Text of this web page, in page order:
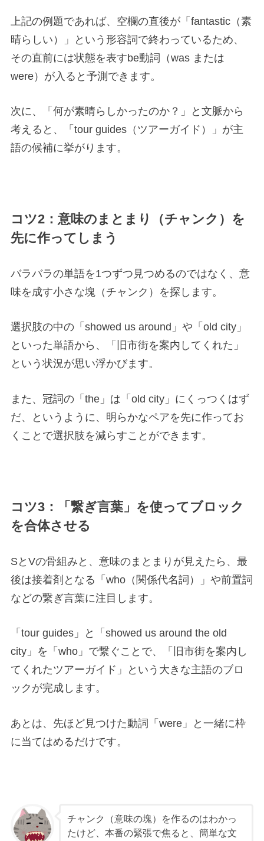
上記の例題であれば、空欄の直後が「fantastic（素
晴らしい）」という形容詞で終わっているため、
その直前には状態を表すbe動詞（was または
were）が入ると予測できます。
次に、「何が素晴らしかったのか？」と文脈から
考えると、「tour guides（ツアーガイド）」が主
語の候補に挙がります。
コツ2：意味のまとまり（チャンク）を
先に作ってしまう
バラバラの単語を1つずつ見つめるのではなく、意
味を成す小さな塊（チャンク）を探します。
選択肢の中の「showed us around」や「old city」
といった単語から、「旧市街を案内してくれた」
という状況が思い浮かびます。
また、冠詞の「the」は「old city」にくっつくはず
だ、というように、明らかなペアを先に作ってお
くことで選択肢を減らすことができます。
コツ3：「繋ぎ言葉」を使ってブロック
を合体させる
SとVの骨組みと、意味のまとまりが見えたら、最
後は接着剤となる「who（関係代名詞）」や前置詞
などの繋ぎ言葉に注目します。
「tour guides」と「showed us around the old
city」を「who」で繋ぐことで、「旧市街を案内し
てくれたツアーガイド」という大きな主語のブロ
ックが完成します。
あとは、先ほど見つけた動詞「were」と一緒に枠
に当てはめるだけです。
チャンク（意味の塊）を作るのはわかっ
たけど、本番の緊張で焦ると、簡単な文